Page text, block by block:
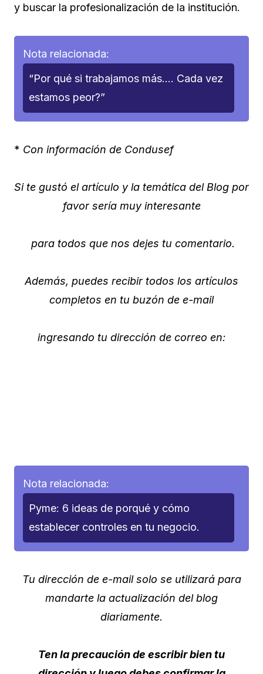
y buscar la profesionalización de la institución.
Nota relacionada:
“Por qué si trabajamos más…. Cada vez
estamos peor?”
* Con información de Condusef
Si te gustó el artículo y la temática del Blog por
favor sería muy interesante
para todos que nos dejes tu comentario.
Además, puedes recibir todos los artículos
completos en tu buzón de e-mail
ingresando tu dirección de correo en:
Nota relacionada:
Pyme: 6 ideas de porqué y cómo
establecer controles en tu negocio.
Tu dirección de e-mail solo se utilizará para
mandarte la actualización del blog
diariamente.
Ten la precaución de escribir bien tu